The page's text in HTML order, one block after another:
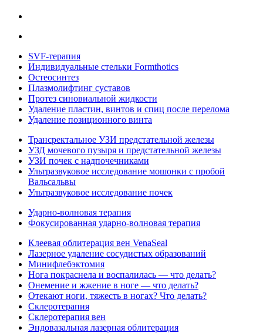
SVF-терапия
Индивидуальные стельки Formthotics
Остеосинтез
Плазмолифтинг суставов
Протез синовиальной жидкости
Удаление пластин, винтов и спиц после перелома
Удаление позиционного винта
Трансректальное УЗИ предстательной железы
УЗД мочевого пузыря и предстательной железы
УЗИ почек с надпочечниками
Ультразвуковое исследование мошонки с пробой
Вальсальвы
Ультразвуковое исследование почек
Ударно-волновая терапия
Фокусированная ударно-волновая терапия
Клеевая облитерация вен VenaSeal
Лазерное удаление сосудистых образований
Минифлебэктомия
Нога покраснела и воспалилась — что делать?
Онемение и жжение в ноге — что делать?
Отекают ноги, тяжесть в ногах? Что делать?
Склеротерапия
Склеротерапия вен
Эндовазальная лазерная облитерация